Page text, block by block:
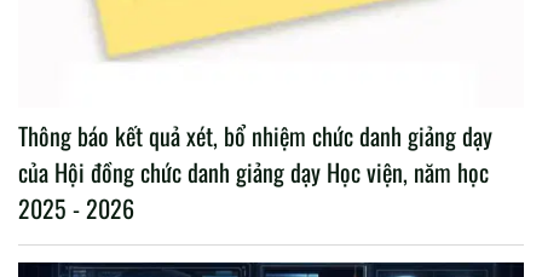
Thông báo kết quả xét, bổ nhiệm chức danh giảng dạy
của Hội đồng chức danh giảng dạy Học viện, năm học
2025 - 2026